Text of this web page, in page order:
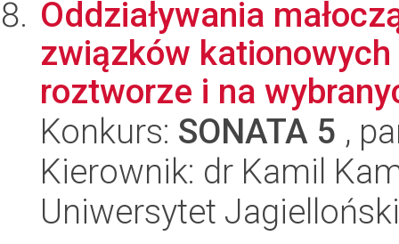
Oddziaływania
związków
roztworze i na
Konkurs: SONATA 5 ,
Kierownik: dr Kamil
Uniwersytet